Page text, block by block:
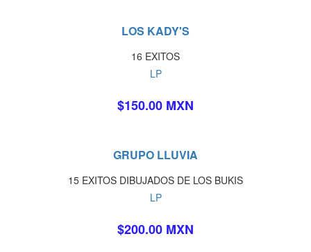
LOS KADY'S
16 EXITOS
LP
$150.00 MXN
GRUPO LLUVIA
15 EXITOS DIBUJADOS DE LOS BUKIS
LP
$200.00 MXN